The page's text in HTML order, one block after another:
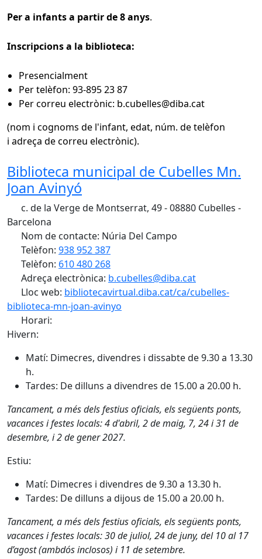
Per a infants a partir de 8 anys.
Inscripcions a la biblioteca:
Presencialment
Per telèfon: 93-895 23 87
Per correu electrònic: b.cubelles@diba.cat
(nom i cognoms de l'infant, edat, núm. de telèfon
i adreça de correu electrònic).
Biblioteca municipal de Cubelles Mn.
Joan Avinyó
c. de la Verge de Montserrat, 49 - 08880 Cubelles -
Barcelona
Nom de contacte: Núria Del Campo
Telèfon: 938 952 387
Telèfon: 610 480 268
Adreça electrònica: b.cubelles@diba.cat
Lloc web: bibliotecavirtual.diba.cat/ca/cubelles-
biblioteca-mn-joan-avinyo
Horari:
Hivern:
Matí: Dimecres, divendres i dissabte de 9.30 a 13.30
h.
Tardes: De dilluns a divendres de 15.00 a 20.00 h.
Tancament, a més dels festius oficials, els següents ponts,
vacances i festes locals: 4 d'abril, 2 de maig, 7, 24 i 31 de
desembre, i 2 de gener 2027.
Estiu:
Matí: Dimecres i divendres de 9.30 a 13.30 h.
Tardes: De dilluns a dijous de 15.00 a 20.00 h.
Tancament, a més dels festius oficials, els següents ponts,
vacances i festes locals: 30 de juliol, 24 de juny, del 10 al 17
d’agost (ambdós inclosos) i 11 de setembre.